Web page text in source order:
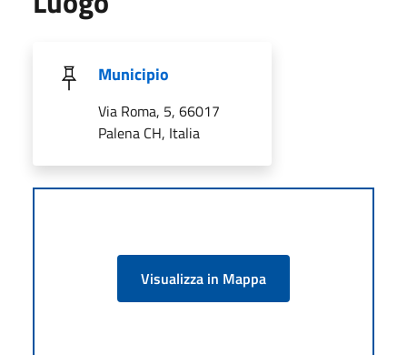
Municipio
Via Roma, 5, 66017
Palena CH, Italia
Visualizza in Mappa